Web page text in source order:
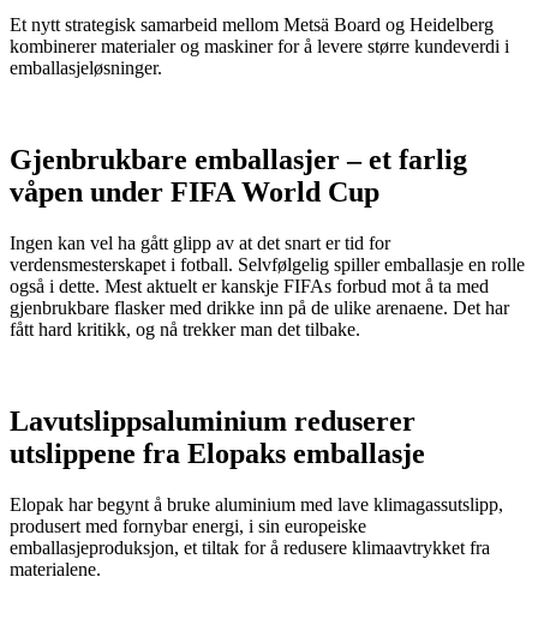
Et nytt strategisk samarbeid mellom Metsä Board og Heidelberg
kombinerer materialer og maskiner for å levere større kundeverdi i
emballasjeløsninger.
Gjenbrukbare emballasjer – et farlig
våpen under FIFA World Cup
Ingen kan vel ha gått glipp av at det snart er tid for
verdensmesterskapet i fotball. Selvfølgelig spiller emballasje en rolle
også i dette. Mest aktuelt er kanskje FIFAs forbud mot å ta med
gjenbrukbare flasker med drikke inn på de ulike arenaene. Det har
fått hard kritikk, og nå trekker man det tilbake.
Lavutslippsaluminium reduserer
utslippene fra Elopaks emballasje
Elopak har begynt å bruke aluminium med lave klimagassutslipp,
produsert med fornybar energi, i sin europeiske
emballasjeproduksjon, et tiltak for å redusere klimaavtrykket fra
materialene.